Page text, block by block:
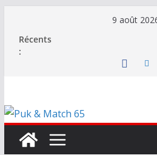
contenu
9 août
Récents
: